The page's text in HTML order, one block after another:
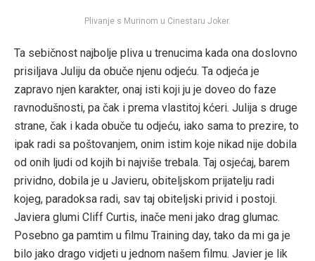
Plivanje s Murinom u Cinestaru Joker.
Ta sebičnost najbolje pliva u trenucima kada ona doslovno
prisiljava Juliju da obuče njenu odjeću. Ta odjeća je
zapravo njen karakter, onaj isti koji ju je doveo do faze
ravnodušnosti, pa čak i prema vlastitoj kćeri. Julija s druge
strane, čak i kada obuče tu odjeću, iako sama to prezire, to
ipak radi sa poštovanjem, onim istim koje nikad nije dobila
od onih ljudi od kojih bi najviše trebala. Taj osjećaj, barem
prividno, dobila je u Javieru, obiteljskom prijatelju radi
kojeg, paradoksa radi, sav taj obiteljski privid i postoji.
Javiera glumi Cliff Curtis, inače meni jako drag glumac.
Posebno ga pamtim u filmu Training day, tako da mi ga je
bilo jako drago vidjeti u jednom našem filmu. Javier je lik